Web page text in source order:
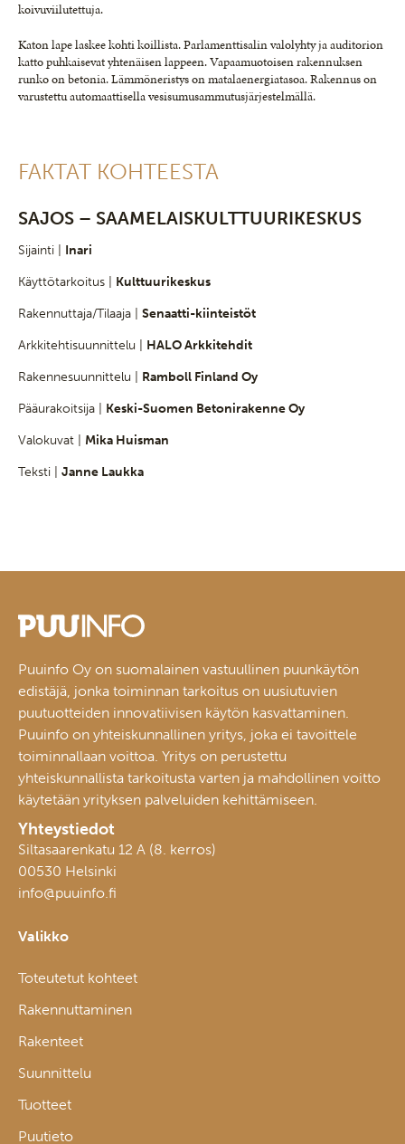
koivuviilutettuja.
Katon lape laskee kohti koillista. Parlamenttisalin valolyhty ja auditorion
katto puhkaisevat yhtenäisen lappeen. Vapaamuotoisen rakennuksen
runko on betonia. Lämmöneristys on matalaenergiatasoa. Rakennus on
varustettu automaattisella vesisumusammutusjärjestelmällä.
FAKTAT KOHTEESTA
SAJOS – SAAMELAISKULTTUURIKESKUS
Sijainti | Inari
Käyttötarkoitus | Kulttuurikeskus
Rakennuttaja/Tilaaja | Senaatti-kiinteistöt
Arkkitehtisuunnittelu | HALO Arkkitehdit
Rakennesuunnittelu | Ramboll Finland Oy
Pääurakoitsija | Keski-Suomen Betonirakenne Oy
Valokuvat | Mika Huisman
Teksti | Janne Laukka
Puuinfo Oy on suomalainen vastuullinen puunkäytön
edistäjä, jonka toiminnan tarkoitus on uusiutuvien
puutuotteiden innovatiivisen käytön kasvattaminen.
Puuinfo on yhteiskunnallinen yritys, joka ei tavoittele
toiminnallaan voittoa. Yritys on perustettu
yhteiskunnallista tarkoitusta varten ja mahdollinen voitto
käytetään yrityksen palveluiden kehittämiseen.
Yhteystiedot
Siltasaarenkatu 12 A (8. kerros)
00530 Helsinki
info@puuinfo.fi
Valikko
Toteutetut kohteet
Rakennuttaminen
Rakenteet
Suunnittelu
Tuotteet
Puutieto